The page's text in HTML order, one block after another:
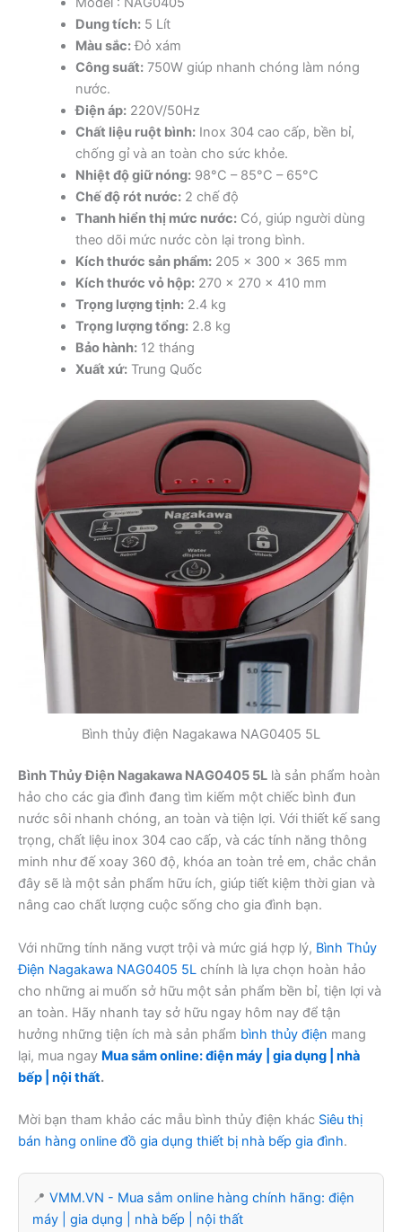
Dung tích:5 Lít
Màu sắc:Đỏ xám
Công suất:750W giúp nhanh chóng làm nóng
nước.
Điện áp:220V/50Hz
Chất liệu ruột bình:Inox 304 cao cấp, bền bỉ,
chống gỉ và an toàn cho sức khỏe.
Nhiệt độ giữ nóng:98°C – 85°C – 65°C
Chế độ rót nước:2 chế độ
Thanh hiển thị mức nước:Có, giúp người dùng
theo dõi mức nước còn lại trong bình.
Kích thước sản phẩm:205 x 300 x 365 mm
Kích thước vỏ hộp:270 x 270 x 410 mm
Trọng lượng tịnh:2.4 kg
Trọng lượng tổng:2.8 kg
Bảo hành:12 tháng
Xuất xứ:Trung Quốc
Bình thủy điện Nagakawa NAG0405 5L
Bình Thủy Điện Nagakawa NAG0405 5L là sản phẩm hoàn
hảo cho các gia đình đang tìm kiếm một chiếc bình đun
nước sôi nhanh chóng, an toàn và tiện lợi. Với thiết kế sang
trọng, chất liệu inox 304 cao cấp, và các tính năng thông
minh như đế xoay 360 độ, khóa an toàn trẻ em, chắc chắn
đây sẽ là một sản phẩm hữu ích, giúp tiết kiệm thời gian và
nâng cao chất lượng cuộc sống cho gia đình bạn.
Với những tính năng vượt trội và mức giá hợp lý, Bình Thủy
Điện Nagakawa NAG0405 5L chính là lựa chọn hoàn hảo
cho những ai muốn sở hữu một sản phẩm bền bỉ, tiện lợi và
an toàn. Hãy nhanh tay sở hữu ngay hôm nay để tận
hưởng những tiện ích mà sản phẩm bình thủy điện mang
lại, mua ngay Mua sắm online: điện máy | gia dụng | nhà
bếp | nội thất.
Mời bạn tham khảo các mẫu bình thủy điện khác Siêu thị
bán hàng online đồ gia dụng thiết bị nhà bếp gia đình.
📍 VMM.VN - Mua sắm online hàng chính hãng: điện
máy | gia dụng | nhà bếp | nội thất